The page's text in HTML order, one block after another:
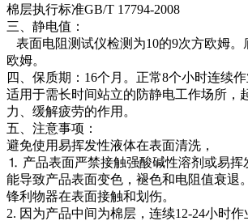
棉层执行标准GB/T 17794-2008
三、静电值：
表面电阻测试仪检测为10的9次方欧姆。
欧姆。
四、保质期：16个月。正常8个小时连续作
适用于需长时间站立的防静电工作场所，
力、缓解疲劳的作用。
五、注意事项：
避免使用易挥发性液体在表面清洗，
⒈ 产品表面严禁接触强酸碱性溶剂或易挥
能导致产品表面变色，褪色和电阻值衰退
锋利物器在表面接触和划伤。
2. 因为产品中间为棉层，连续12-24小时